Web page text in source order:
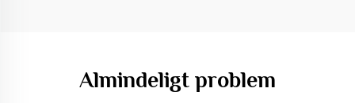
Almindeligt problem